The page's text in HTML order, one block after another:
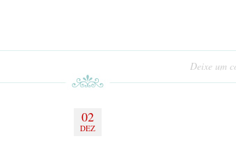
Deixe um
02
DEZ